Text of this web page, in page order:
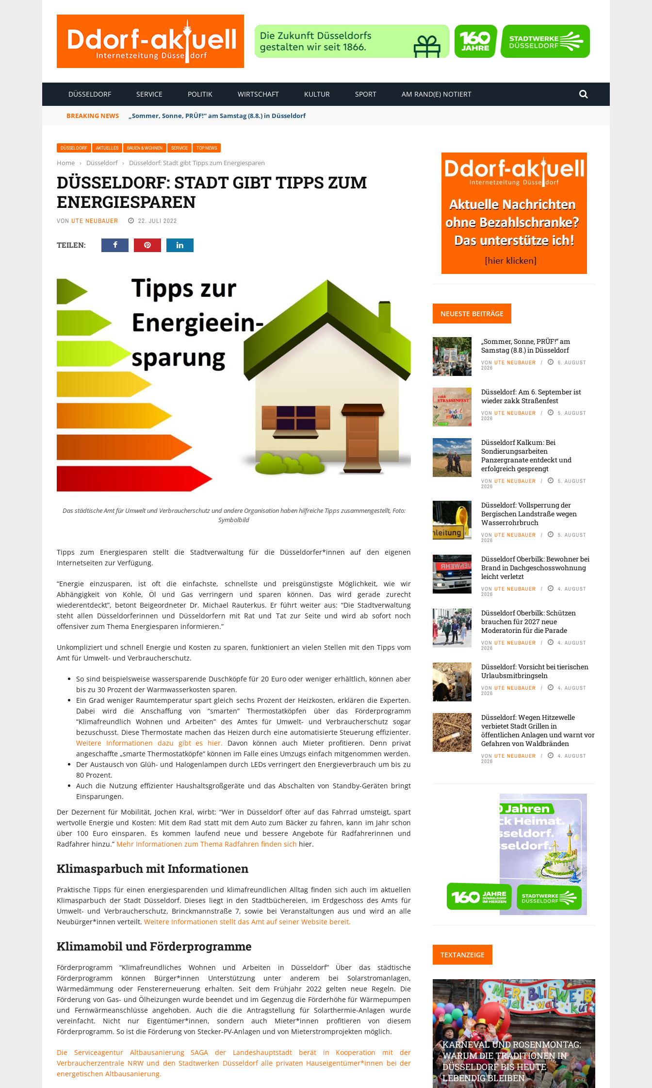
DÜSSELDORF SERVICE POLITIK WIRTSCHAFT KULTUR SPORT AM RAND(E) NOTIERT
BREAKING NEWS „Sommer, Sonne, PRÜF!“ am Samstag (8.8.) in Düsseldorf
DÜSSELDORF AKTUELLES BAUEN & WOHNEN SERVICE TOP NEWS
Home › Düsseldorf › Düsseldorf: Stadt gibt Tipps zum Energiesparen
DÜSSELDORF: STADT GIBT TIPPS ZUM
ENERGIESPAREN
VON UTE NEUBAUER 22. JULI 2022
TEILEN:
Das städtische Amt für Umwelt und Verbraucherschutz und andere Organisation haben hilfreiche Tipps zusammengestellt, Foto:
Symbolbild
Tipps zum Energiesparen stellt die Stadtverwaltung für die Düsseldorfer*innen auf den eigenen
Internetseiten zur Verfügung.
“Energie einzusparen, ist oft die einfachste, schnellste und preisgünstigste Möglichkeit, wie wir
Abhängigkeit von Kohle, Öl und Gas verringern und sparen können. Das wird gerade zurecht
wiederentdeckt”, betont Beigeordneter Dr. Michael Rauterkus. Er führt weiter aus: “Die Stadtverwaltung
steht allen Düsseldorferinnen und Düsseldorfern mit Rat und Tat zur Seite und wird ab sofort noch
offensiver zum Thema Energiesparen informieren.”
Unkompliziert und schnell Energie und Kosten zu sparen, funktioniert an vielen Stellen mit den Tipps vom
Amt für Umwelt- und Verbraucherschutz.
So sind beispielsweise wassersparende Duschköpfe für 20 Euro oder weniger erhältlich, können aber
bis zu 30 Prozent der Warmwasserkosten sparen.
Ein Grad weniger Raumtemperatur spart gleich sechs Prozent der Heizkosten, erklären die Experten.
Dabei wird die Anschaffung von “smarten” Thermostatköpfen über das Förderprogramm
“Klimafreundlich Wohnen und Arbeiten” des Amtes für Umwelt- und Verbraucherschutz sogar
bezuschusst. Diese Thermostate machen das Heizen durch eine automatisierte Steuerung effizienter.
Weitere Informationen dazu gibt es hier. Davon können auch Mieter profitieren. Denn privat
angeschaffte „smarte Thermostatköpfe“ können im Falle eines Umzugs einfach mitgenommen werden.
Der Austausch von Glüh- und Halogenlampen durch LEDs verringert den Energieverbrauch um bis zu
80 Prozent.
Auch die Nutzung effizienter Haushaltsgroßgeräte und das Abschalten von Standby-Geräten bringt
Einsparungen.
Der Dezernent für Mobilität, Jochen Kral, wirbt: “Wer in Düsseldorf öfter auf das Fahrrad umsteigt, spart
wertvolle Energie und Kosten: Mit dem Rad statt mit dem Auto zum Bäcker zu fahren, kann im Jahr schon
über 100 Euro einsparen. Es kommen laufend neue und bessere Angebote für Radfahrerinnen und
Radfahrer hinzu.” Mehr Informationen zum Thema Radfahren finden sich hier.
Klimasparbuch mit Informationen
Praktische Tipps für einen energiesparenden und klimafreundlichen Alltag finden sich auch im aktuellen
Klimasparbuch der Stadt Düsseldorf. Dieses liegt in den Stadtbüchereien, im Erdgeschoss des Amts für
Umwelt- und Verbraucherschutz, Brinckmannstraße 7, sowie bei Veranstaltungen aus und wird an alle
Neubürger*innen verteilt. Weitere Informationen stellt das Amt auf seiner Website bereit.
Klimamobil und Förderprogramme
Förderprogramm “Klimafreundliches Wohnen und Arbeiten in Düsseldorf” Über das städtische
Förderprogramm können Bürger*innen Unterstützung unter anderem bei Solarstromanlagen,
Wärmedämmung oder Fenstererneuerung erhalten. Seit dem Frühjahr 2022 gelten neue Regeln. Die
Förderung von Gas- und Ölheizungen wurde beendet und im Gegenzug die Förderhöhe für Wärmepumpen
und Fernwärmeanschlüsse angehoben. Auch die die Antragstellung für Solarthermie-Anlagen wurde
vereinfacht. Nicht nur Eigentümer*innen, sondern auch Mieter*innen profitieren von diesem
Förderprogramm. So ist die Förderung von Stecker-PV-Anlagen und von Mieterstromprojekten möglich.
Die Serviceagentur Altbausanierung SAGA der Landeshauptstadt berät in Kooperation mit der
Verbraucherzentrale NRW und den Stadtwerken Düsseldorf alle privaten Hauseigentümer*innen bei der
energetischen Altbausanierung.
NEUESTE BEITRÄGE
„Sommer, Sonne, PRÜF!“ am
Samstag (8.8.) in Düsseldorf
VON UTE NEUBAUER 6. AUGUST
2026
Düsseldorf: Am 6. September ist
wieder zakk Straßenfest
VON UTE NEUBAUER 5. AUGUST
2026
Düsseldorf Kalkum: Bei
Sondierungsarbeiten
Panzergranate entdeckt und
erfolgreich gesprengt
VON UTE NEUBAUER 5. AUGUST
2026
Düsseldorf: Vollsperrung der
Bergischen Landstraße wegen
Wasserrohrbruch
VON UTE NEUBAUER 5. AUGUST
2026
Düsseldorf Oberbilk: Bewohner bei
Brand in Dachgeschosswohnung
leicht verletzt
VON UTE NEUBAUER 4. AUGUST
2026
Düsseldorf Oberbilk: Schützen
brauchen für 2027 neue
Moderatorin für die Parade
VON UTE NEUBAUER 4. AUGUST
2026
Düsseldorf: Vorsicht bei tierischen
Urlaubsmitbringseln
VON UTE NEUBAUER 4. AUGUST
2026
Düsseldorf: Wegen Hitzewelle
verbietet Stadt Grillen in
öffentlichen Anlagen und warnt vor
Gefahren von Waldbränden
VON UTE NEUBAUER 4. AUGUST
2026
TEXTANZEIGE
INDUSTRIELLER CHIC: WIE
KUNSTSTOFFFENSTER DEN
KARNEVAL UND ROSENMONTAG:
WARUM DIE TRADITIONEN IN
DÜSSELDORF BIS HEUTE
LEBENDIG BLEIBEN